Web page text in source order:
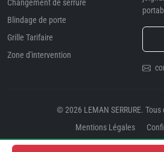
Changement de serrure
Blindage de porte
Grille Tarifaire
Zone d'intervention
© 2026 LEMAN SERRURE. Tous
Mentions Légales